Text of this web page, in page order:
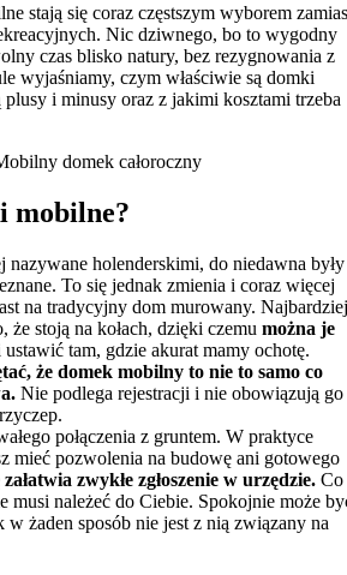
stają się coraz częstszym wyborem
Nic dziwnego, bo to wygodny
czas blisko natury, bez rezygnowania z
wyjaśniamy, czym właściwie są domki
i minusy oraz z jakimi kosztami trzeba
mobilne?
nazywane holenderskimi, do niedawna były
To się jednak zmienia i coraz więcej
na tradycyjny dom murowany. Najbardziej
że stoją na kołach, dzięki czemu można je
ustawić tam, gdzie akurat mamy ochotę.
że domek mobilny to nie to samo co
Nie podlega rejestracji i nie obowiązują go
połączenia z gruntem. W praktyce
mieć pozwolenia na budowę ani gotowego
zwykłe zgłoszenie w urzędzie. Co
musi należeć do Ciebie. Spokojnie może
żaden sposób nie jest z nią związany na